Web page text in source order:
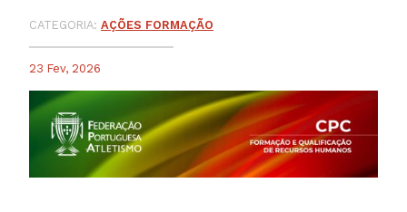
CATEGORIA: AÇÕES FORMAÇÃO
23 Fev, 2026